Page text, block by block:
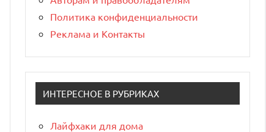
Политика конфиденциальности
Реклама и Контакты
ИНТЕРЕСНОЕ В РУБРИКАХ
Лайфхаки для дома